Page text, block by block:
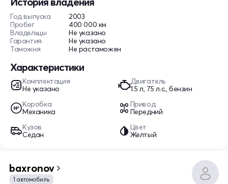
Год выпуска
2003
Пробег
400 000 км
Владельцы
Не указано
Гарантия
Не указано
Таможня
Не растаможен
Характеристики
Комплектация
Не указано
Двигатель
1.5 л, 75 л.с., бензин
Коробка
Механика
Привод
Передний
Кузов
Седан
Цвет
Желтый
baxronov
1 автомобиль